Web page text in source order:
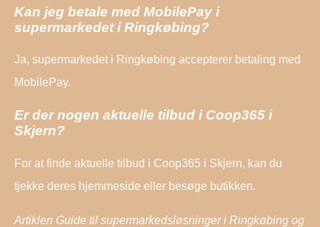
Kan jeg betale med MobilePay i
supermarkedet i Ringkøbing?
Ja, supermarkedet i Ringkøbing accepterer betaling med
MobilePay.
Er der nogen aktuelle tilbud i Coop365 i
Skjern?
For at finde aktuelle tilbud i Coop365 i Skjern, kan du
tjekke deres hjemmeside eller besøge butikken.
Artiklen Guide til supermarkedsløsninger i Ringkøbing og